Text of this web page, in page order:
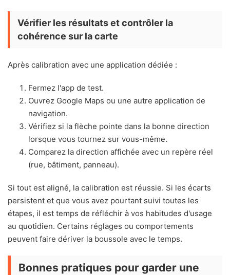
Vérifier les résultats et contrôler la
cohérence sur la carte
Après calibration avec une application dédiée :
Fermez l'app de test.
Ouvrez Google Maps ou une autre application de
navigation.
Vérifiez si la flèche pointe dans la bonne direction
lorsque vous tournez sur vous-même.
Comparez la direction affichée avec un repère réel
(rue, bâtiment, panneau).
Si tout est aligné, la calibration est réussie. Si les écarts
persistent et que vous avez pourtant suivi toutes les
étapes, il est temps de réfléchir à vos habitudes d'usage
au quotidien. Certains réglages ou comportements
peuvent faire dériver la boussole avec le temps.
Bonnes pratiques pour garder une